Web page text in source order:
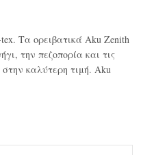
Τα ορειβατικά Aku Zenith
την πεζοπορία και τις
στην καλύτερη τιμή. Aku